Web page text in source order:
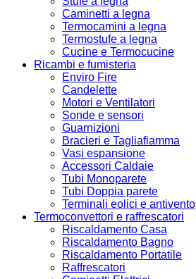
Caminetti a legna
Termocamini a legna
Termostufe a legna
Cucine e Termocucine
Ricambi e fumisteria
Enviro Fire
Candelette
Motori e Ventilatori
Sonde e sensori
Guarnizioni
Bracieri e Tagliafiamma
Vasi espansione
Accessori Caldaie
Tubi Monoparete
Tubi Doppia parete
Terminali eolici e antivento
Termoconvettori e raffrescatori
Riscaldamento Casa
Riscaldamento Bagno
Riscaldamento Portatile
Raffrescatori